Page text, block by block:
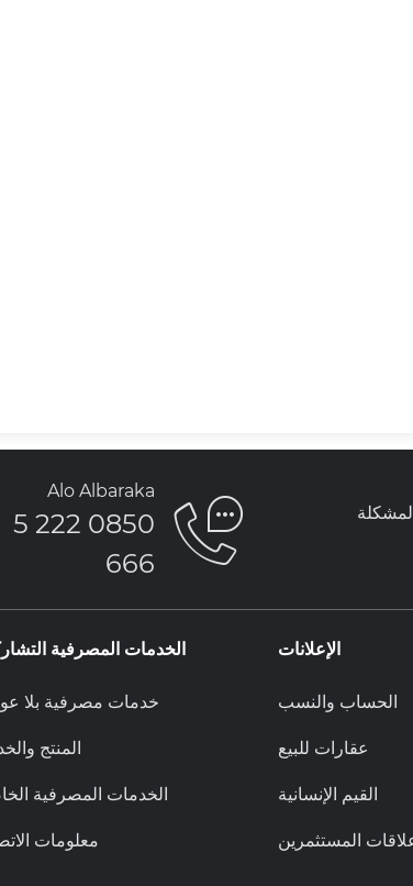
Alo Albaraka
0850 222 5
666
الإعلانات
الحساب والنسب
عقارات للبيع
القيم الإنسانية
المستثمرين
الخدمات المصرفية
خدمات مصرفية بلا
المنتج
الخدمات المصرفية
معلومات